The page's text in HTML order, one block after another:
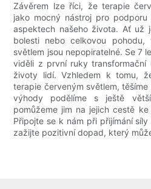
Závěrem lze říci, že terapie
jako mocný nástroj pro
aspektech našeho života. Ať
bolesti nebo celkovou pohodu,
světlem jsou nepopiratelné. Se 7
viděli z první ruky
životy lidí. Vzhledem k tomu,
terapie červeným světlem,
výhody podělíme s ještě
pomůžeme jim na jejich cestě
Připojte se k nám při přijímání
zažijte pozitivní dopad, který